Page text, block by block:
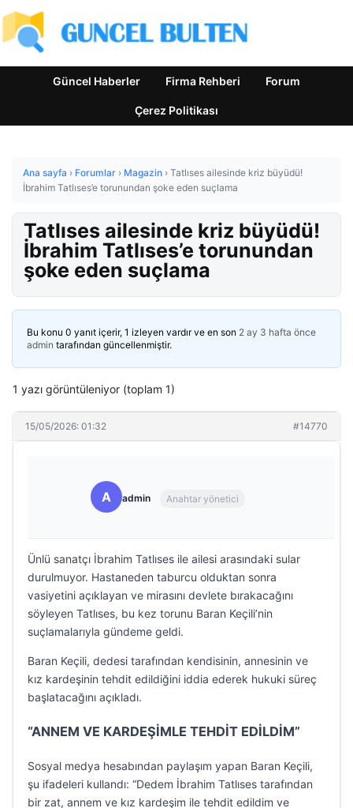
Güncel Haberler Firma Rehberi Forum
Çerez Politikası
Ana sayfa › Forumlar › Magazin › Tatlıses ailesinde kriz büyüdü!
İbrahim Tatlıses’e torunundan şoke eden suçlama
Tatlıses ailesinde kriz büyüdü!
İbrahim Tatlıses’e torunundan
şoke eden suçlama
Bu konu 0 yanıt içerir, 1 izleyen vardır ve en son 2 ay 3 hafta önce
admin tarafından güncellenmiştir.
1 yazı görüntüleniyor (toplam 1)
15/05/2026: 01:32 #14770
A admin Anahtar yönetici
Ünlü sanatçı İbrahim Tatlıses ile ailesi arasındaki sular
durulmuyor. Hastaneden taburcu olduktan sonra
vasiyetini açıklayan ve mirasını devlete bırakacağını
söyleyen Tatlıses, bu kez torunu Baran Keçili’nin
suçlamalarıyla gündeme geldi.
Baran Keçili, dedesi tarafından kendisinin, annesinin ve
kız kardeşinin tehdit edildiğini iddia ederek hukuki süreç
başlatacağını açıkladı.
“ANNEM VE KARDEŞİMLE TEHDİT EDİLDİM”
Sosyal medya hesabından paylaşım yapan Baran Keçili,
şu ifadeleri kullandı: “Dedem İbrahim Tatlıses tarafından
bir zat, annem ve kız kardeşim ile tehdit edildim ve